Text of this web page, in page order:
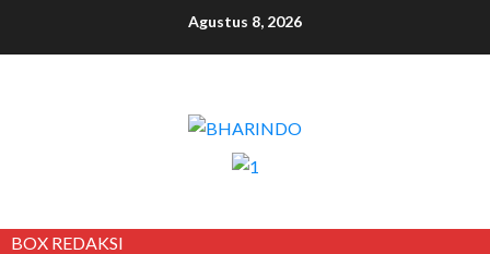
Agustus 8, 2026
BOX REDAKSI